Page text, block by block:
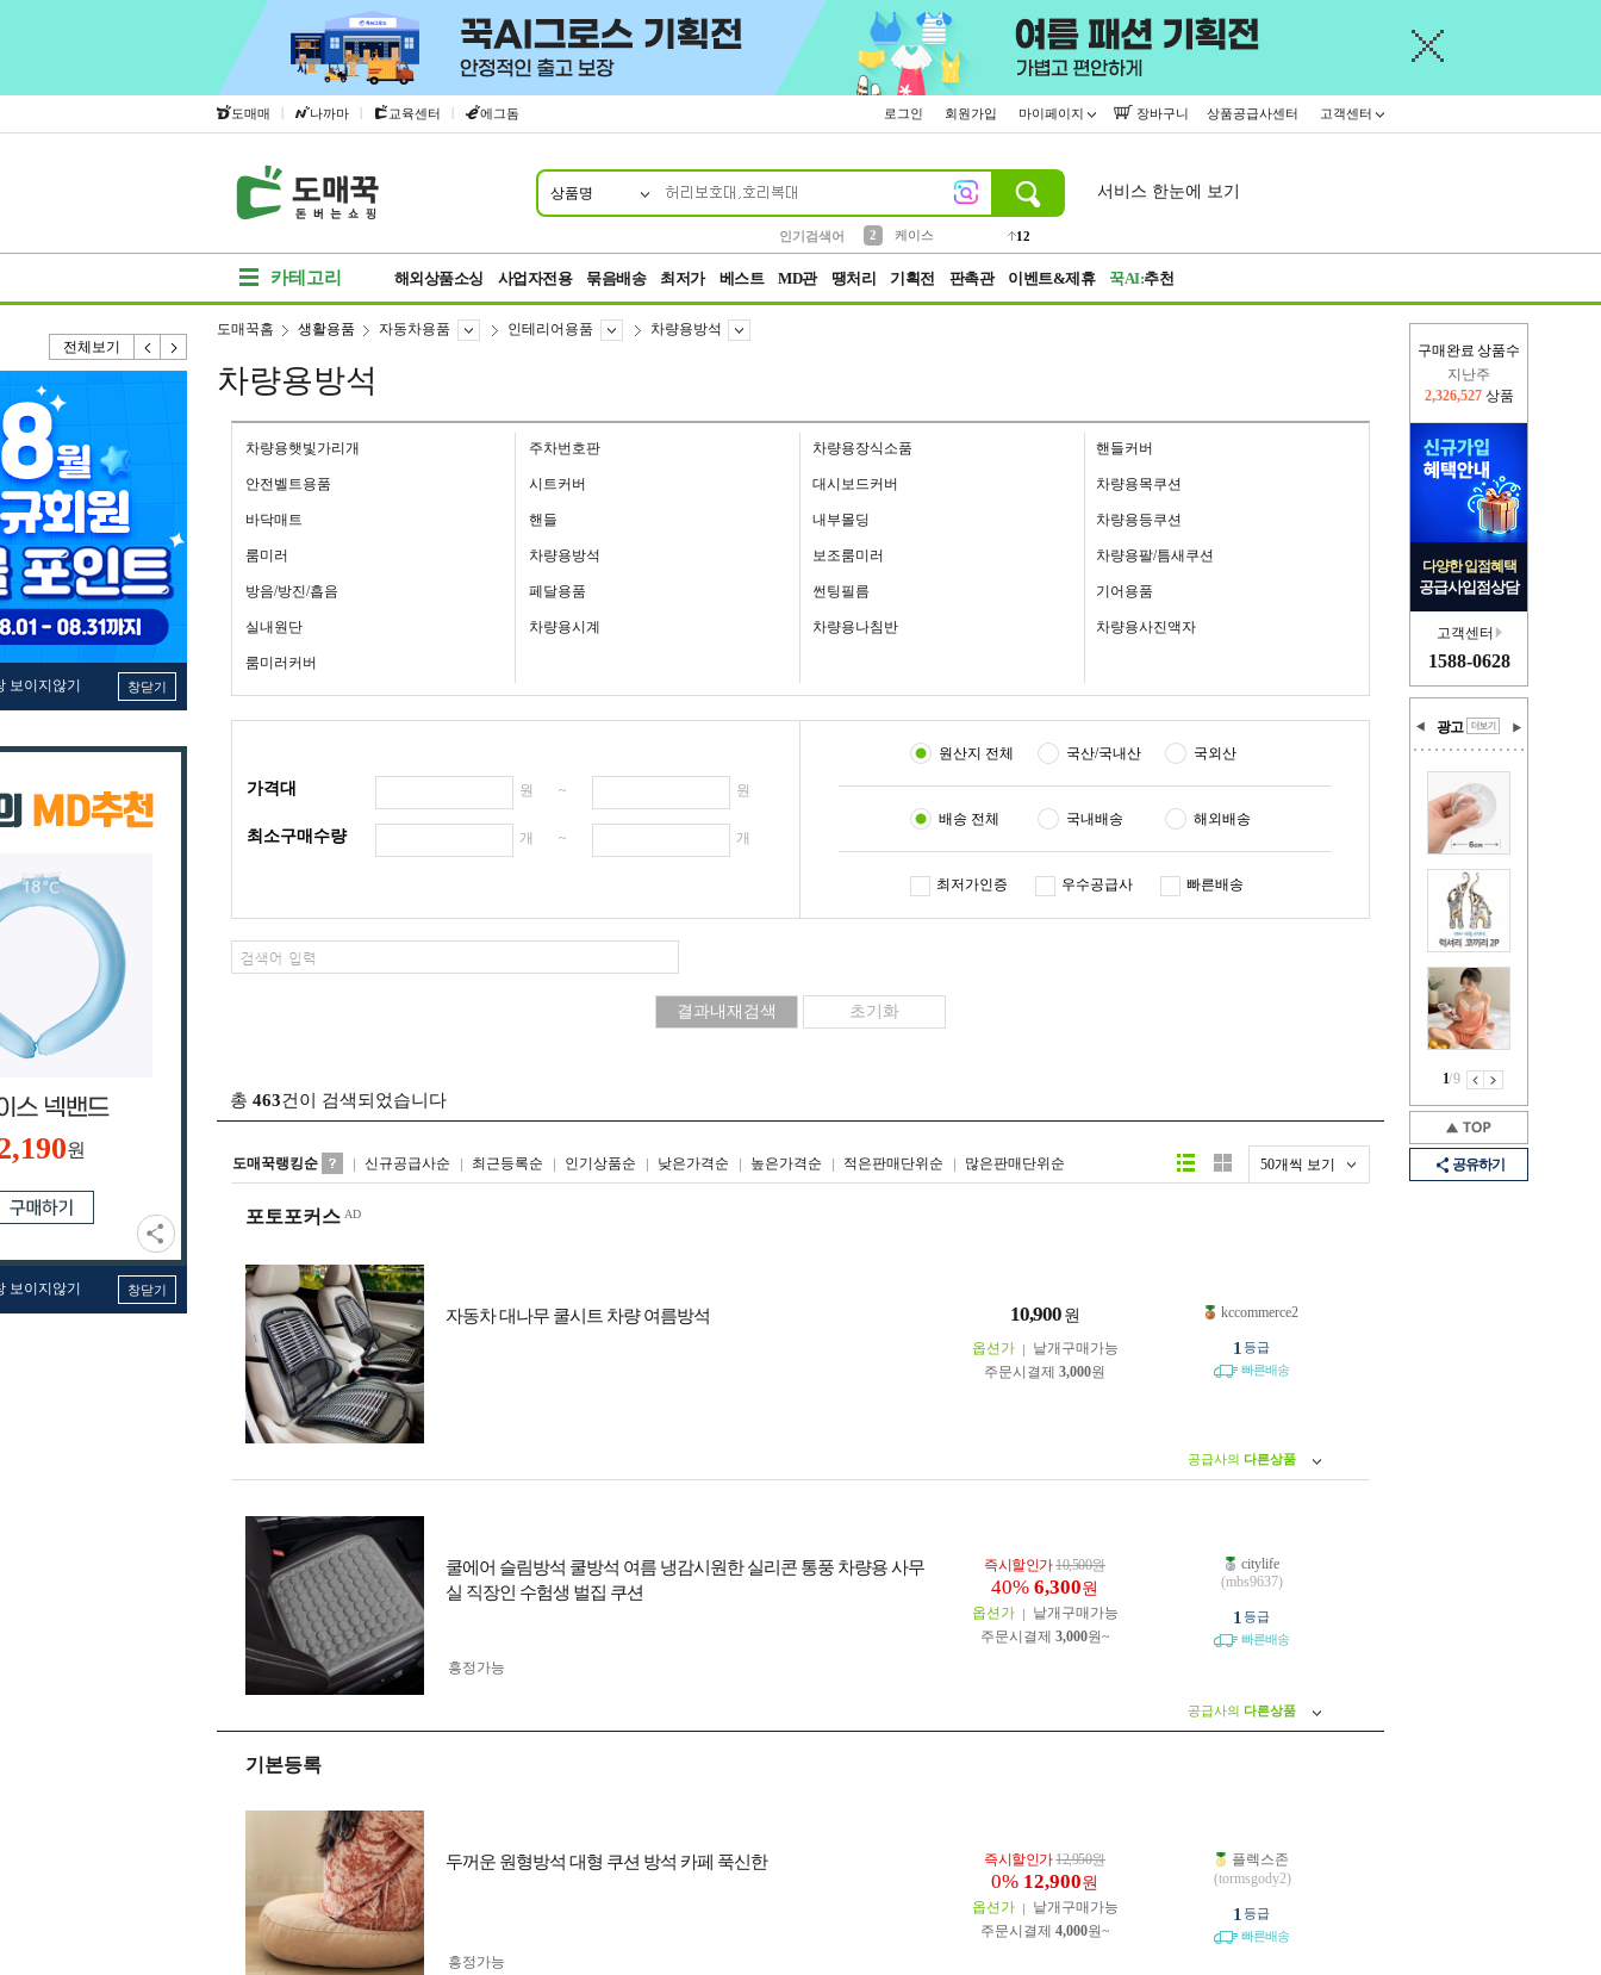
도매매 | 나까마 | 교육센터 | 에그돔 로그인 회원가입 마이페이지 장바구니 상품공급사센터 고객센터
상품명
인기검색어
2
케이스
12
서비스 한눈에 보기
카테고리 해외상품소싱 사업자전용 묶음배송 최저가 베스트 MD관 땡처리 기획전 판촉관 이벤트&제휴 꾹AI:추천
전체보기
보이지않기 창닫기
원
보이지않기 창닫기
구매완료 상품수
이번주
2,296,284 상품
다양한 입점혜택
공급사입점상담
고객센터
1588-0628
광고
1/9
공유하기
도매꾹홈 생활용품 자동차용품 인테리어용품 차량용방석
차량용방석
차량용햇빛가리개 주차번호판 차량용장식소품 핸들커버
안전벨트용품 시트커버 대시보드커버 차량용목쿠션
바닥매트 핸들 내부몰딩 차량용등쿠션
룸미러 차량용방석 보조룸미러 차량용팔/틈새쿠션
방음/방진/흡음 페달용품 썬팅필름 기어용품
실내원단 차량용시계 차량용나침반 차량용사진액자
룸미러커버
가격대 원 ~ 원
최소구매수량 개 ~ 개
원산지 전체 국산/국내산 국외산
배송 전체 국내배송 해외배송
최저가인증 우수공급사 빠른배송
총 463건이 검색되었습니다
도매꾹랭킹순 신규공급사순 최근등록순 인기상품순 낮은가격순 높은가격순 적은판매단위순 많은판매단위순 50개씩 보기
리스트형갤러리형
포토포커스
자동차 대나무 쿨시트 차량 여름방석 10,900 원
옵션가
낱개구매가능
주문시결제 3,000원
kccommerce2
1 등급
빠른배송
공급사의 다른상품
쿨에어 슬림방석 쿨방석 여름 냉감시원한 실리콘 통풍 차량용 사무
실 직장인 수험생 벌집 쿠션
즉시할인가10,500원
40% 6,300원
옵션가
낱개구매가능
주문시결제 3,000원~
흥정가능
citylife
(mbs9637)
1 등급
빠른배송
공급사의 다른상품
기본등록
두꺼운 원형방석 대형 쿠션 방석 카페 푹신한 즉시할인가12,950원
0% 12,900원
옵션가
낱개구매가능
주문시결제 4,000원~
흥정가능
플렉스존
(tormsgody2)
1 등급
빠른배송